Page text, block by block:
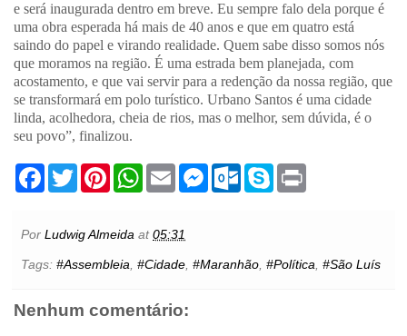
e será inaugurada dentro em breve. Eu sempre falo dela porque é
uma obra esperada há mais de 40 anos e que em quatro está
saindo do papel e virando realidade. Quem sabe disso somos nós
que moramos na região. É uma estrada bem planejada, com
acostamento, e que vai servir para a redenção da nossa região, que
se transformará em polo turístico. Urbano Santos é uma cidade
linda, acolhedora, cheia de rios, mas o melhor, sem dúvida, é o
seu povo”, finalizou.
F
b
o
k
T
w
t
e
P
e
r
e
s
W
s
A
p
p
E
m
l
M
e
g
e
O
k
.
S
Por Ludwig Almeida at05:31
Tags: #Assembleia, #Cidade, #Maranhão, #Política, #São Luís
Nenhum comentário: